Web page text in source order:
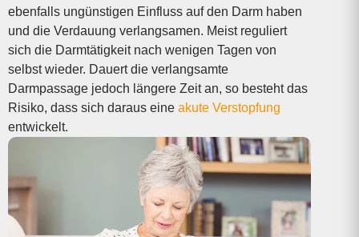
ebenfalls ungünstigen Einfluss auf den Darm haben
und die Verdauung verlangsamen. Meist reguliert
sich die Darmtätigkeit nach wenigen Tagen von
selbst wieder. Dauert die verlangsamte
Darmpassage jedoch längere Zeit an, so besteht das
Risiko, dass sich daraus eine akute Verstopfung
entwickelt.